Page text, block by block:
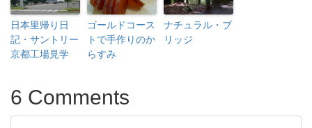
日本里帰り日
記・サントリー
京都工場見学
ゴールドコース
トで手作りのか
らすみ
ナチュラル・ブ
リッジ
6 Comments